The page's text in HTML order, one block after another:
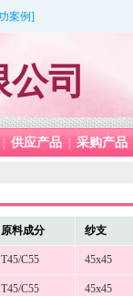
案例]
公司
供应产品 采购产品
原料成分 纱支
T45/C55 45x45
T45/C55 45x45